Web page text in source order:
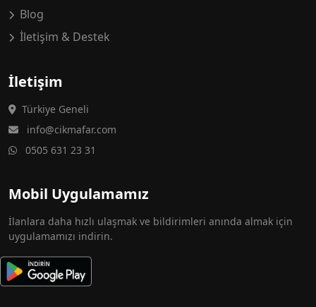
Blog
İletişim & Destek
İletişim
Türkiye Geneli
info@cikmafar.com
0505 631 23 31
Mobil Uygulamamız
İlanlara daha hızlı ulaşmak ve bildirimleri anında almak için
uygulamamızı indirin.